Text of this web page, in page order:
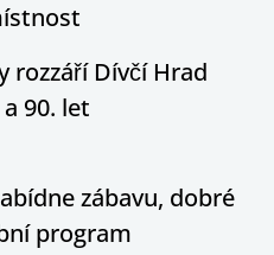
rozzáří Dívčí Hrad
90. let
zábavu, dobré
program